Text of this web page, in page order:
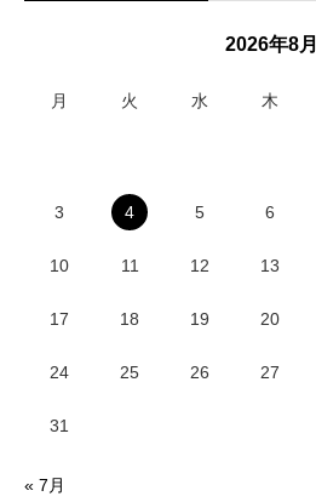
2026年8月
月 火 水 木
3 4 5 6
10 11 12 13
17 18 19 20
24 25 26 27
31
« 7月